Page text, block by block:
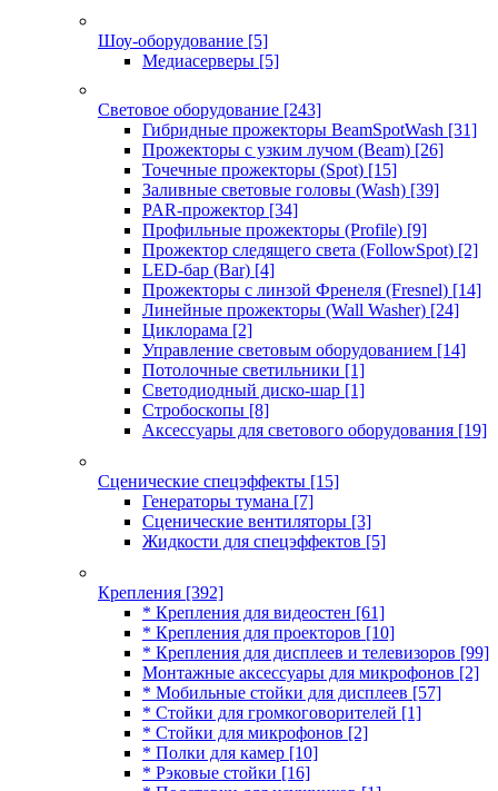
Шоу-оборудование [5]
Медиасерверы [5]
Световое оборудование [243]
Гибридные прожекторы BeamSpotWash [31]
Прожекторы с узким лучом (Beam) [26]
Точечные прожекторы (Spot) [15]
Заливные световые головы (Wash) [39]
PAR-прожектор [34]
Профильные прожекторы (Profile) [9]
Прожектор следящего света (FollowSpot) [2]
LED-бар (Bar) [4]
Прожекторы с линзой Френеля (Fresnel) [14]
Линейные прожекторы (Wall Washer) [24]
Циклорама [2]
Управление световым оборудованием [14]
Потолочные светильники [1]
Светодиодный диско-шар [1]
Стробоскопы [8]
Аксессуары для светового оборудования [19]
Сценические спецэффекты [15]
Генераторы тумана [7]
Сценические вентиляторы [3]
Жидкости для спецэффектов [5]
Крепления [392]
* Крепления для видеостен [61]
* Крепления для проекторов [10]
* Крепления для дисплеев и телевизоров [99]
Монтажные аксессуары для микрофонов [2]
* Мобильные стойки для дисплеев [57]
* Стойки для громкоговорителей [1]
* Стойки для микрофонов [2]
* Полки для камер [10]
* Рэковые стойки [16]